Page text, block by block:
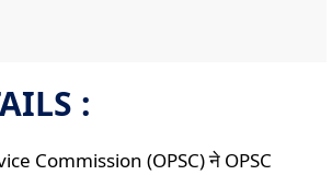
:
Commission (OPSC) ने OPSC